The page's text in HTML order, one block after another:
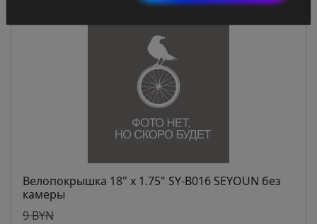
Велопокрышка 18" x 1.75" SY-B016 SEYOUN без
камеры
9 BYN